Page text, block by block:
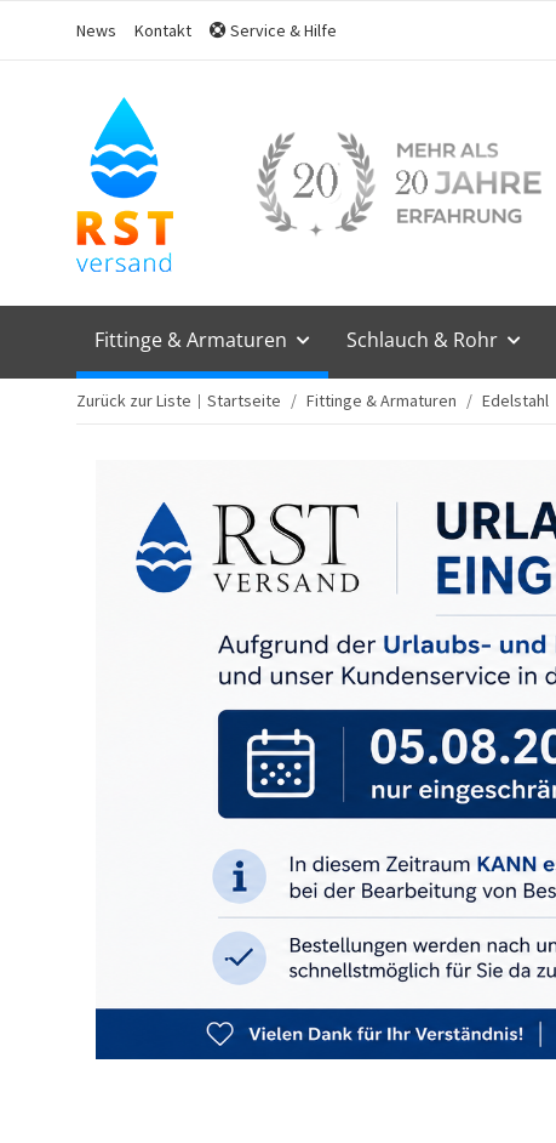
News Kontakt Service & Hilfe
Fittinge & Armaturen Schlauch & Rohr
Zurück zur Liste Startseite Fittinge & Armaturen Edelstahl